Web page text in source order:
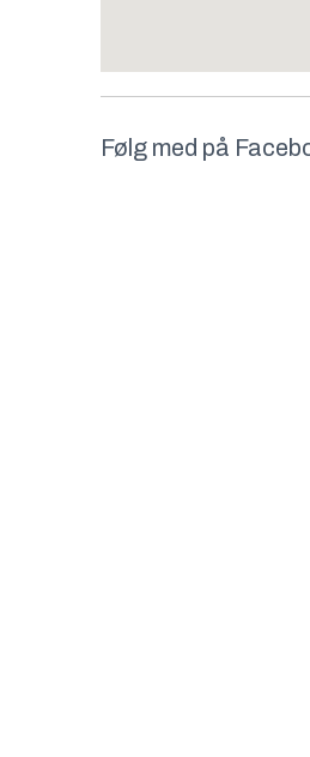
Følg med på